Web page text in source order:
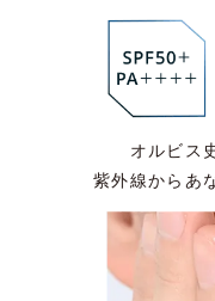
オルビス
紫外線からあ